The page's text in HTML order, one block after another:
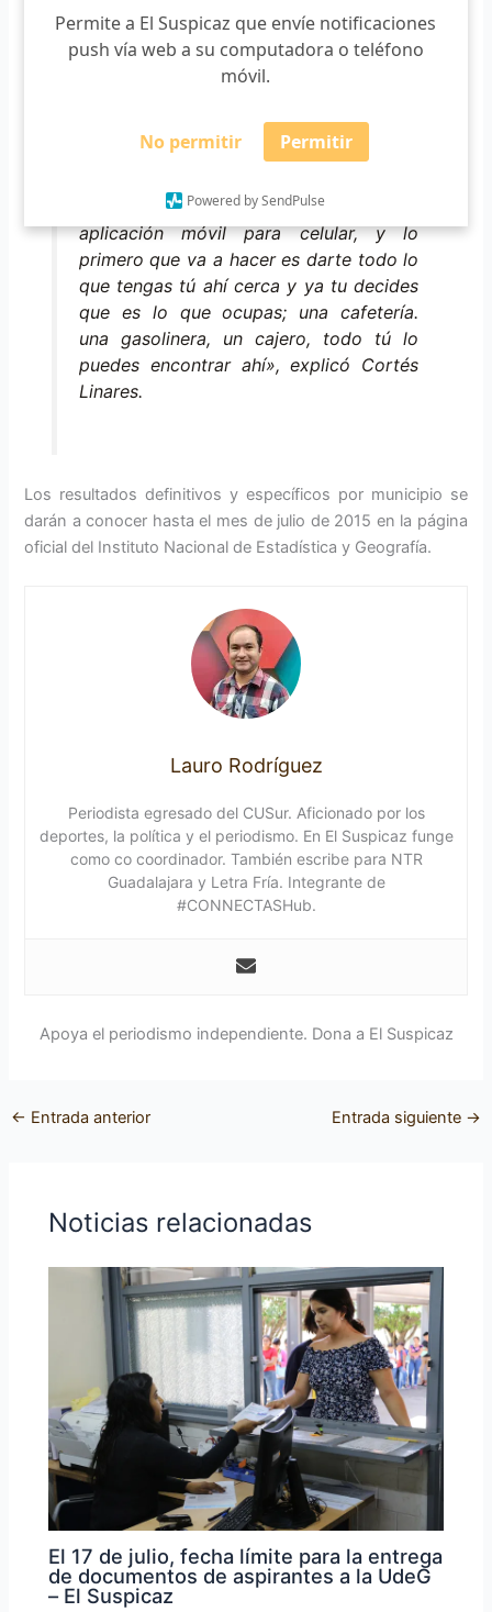
Permite a El Suspicaz que envíe notificaciones
push vía web a su computadora o teléfono
móvil.
No permitir Permitir
Powered by SendPulse
«Este (DENUE) es un sistema que está
en la página del INEGI, es gratuito y está
al alcance de todos, de todas las
llegamos a ocupar eso, y no
necesitamos andar buscando en tantos
ubicados (…) ya vamos a tener la
aplicación móvil para celular, y lo
primero que va a hacer es darte todo lo
que tengas tú ahí cerca y ya tu decides
que es lo que ocupas; una cafetería.
una gasolinera, un cajero, todo tú lo
puedes encontrar ahí», explicó Cortés
Linares.
Los resultados definitivos y específicos por municipio se
darán a conocer hasta el mes de julio de 2015 en la página
oficial del Instituto Nacional de Estadística y Geografía.
Lauro Rodríguez
Periodista egresado del CUSur. Aficionado por los
deportes, la política y el periodismo. En El Suspicaz funge
como co coordinador. También escribe para NTR
Guadalajara y Letra Fría. Integrante de
#CONNECTASHub.
Apoya el periodismo independiente. Dona a El Suspicaz
← Entrada anterior Entrada siguiente →
Noticias relacionadas
El 17 de julio, fecha límite para la entrega
de documentos de aspirantes a la UdeG
– El Suspicaz